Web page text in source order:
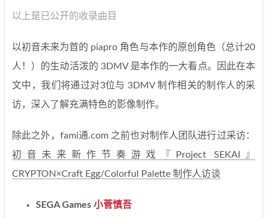
以上是已公开的收录曲目
以初音未来为首的 piapro 角色与本作的原创角色（总计20
人！）的生动活泼的 3DMV 是本作的一大看点。因此在本
文中，我们将通过对3位与 3DMV 制作相关的制作人的采
访，深入了解充满特色的影像制作。
除此之外，fami通.com 之前也对制作人团队进行过采访：
初音未来新作节奏游戏『Project SEKAI』
CRYPTON×Craft Egg/Colorful Palette 制作人访谈
SEGA Games 小菅慎吾